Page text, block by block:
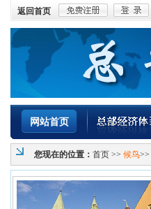
返回首页
网站首页
您现在的位置： 首页 >> 候鸟>>